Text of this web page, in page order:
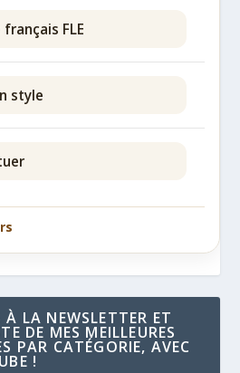
FLE
style
LA NEWSLETTER ET
DE MES MEILLEURES
PAR CATÉGORIE, AVEC
!